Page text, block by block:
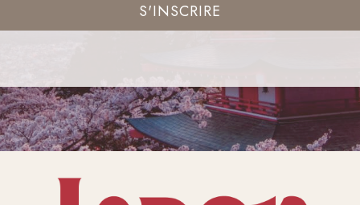
S'INSCRIRE